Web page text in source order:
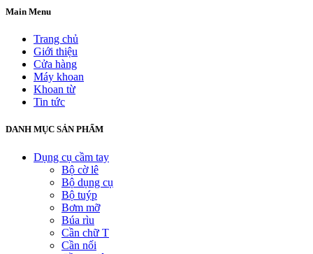
Main Menu
Trang chủ
Giới thiệu
Cửa hàng
Máy khoan
Khoan từ
Tin tức
DANH MỤC SẢN PHẨM
Dụng cụ cầm tay
Bộ cờ lê
Bộ dụng cụ
Bộ tuýp
Bơm mỡ
Búa rìu
Cần chữ T
Cần nối